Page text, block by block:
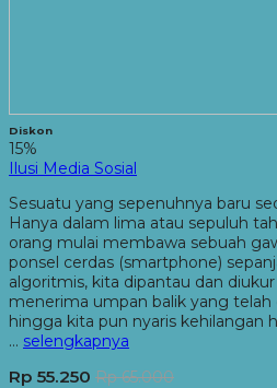
Diskon
15%
Ilusi Media Sosial
Sesuatu yang sepenuhnya baru
Hanya dalam lima atau sepuluh
orang mulai membawa sebuah
ponsel cerdas (smartphone)
algoritmis, kita dipantau dan
menerima umpan balik yang telah
hingga kita pun nyaris kehilangan
… selengkapnya
Rp 55.250 Rp 65.000